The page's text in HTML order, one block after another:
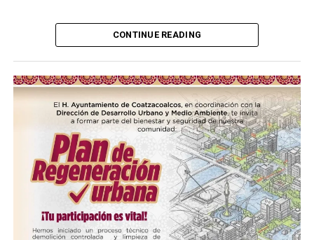
Me gusta esto:
Loading…
COMPARTE ESTA INFORMACIÓN
CONTINUE READING